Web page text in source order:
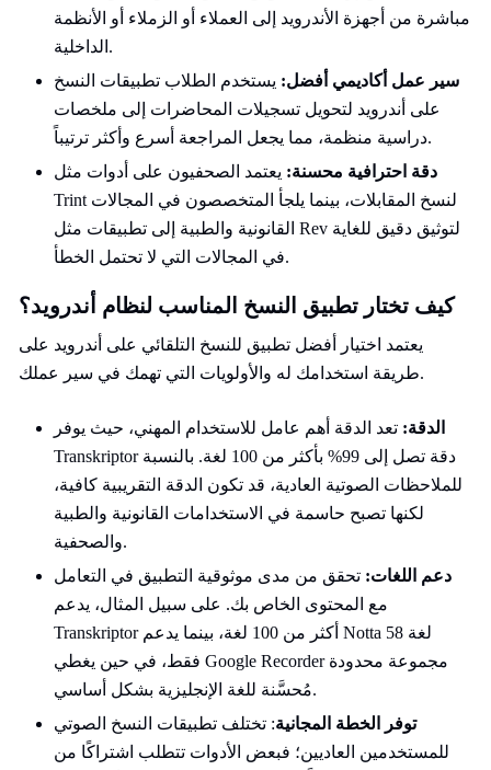
مباشرة من أجهزة الأندرويد إلى العملاء أو الزملاء أو الأنظمة
الداخلية.
سير عمل أكاديمي أفضل: يستخدم الطلاب تطبيقات النسخ
على أندرويد لتحويل تسجيلات المحاضرات إلى ملخصات
دراسية منظمة، مما يجعل المراجعة أسرع وأكثر ترتيباً.
دقة احترافية محسنة: يعتمد الصحفيون على أدوات مثل
Trint لنسخ المقابلات، بينما يلجأ المتخصصون في المجالات
القانونية والطبية إلى تطبيقات مثل Rev لتوثيق دقيق للغاية
في المجالات التي لا تحتمل الخطأ.
كيف تختار تطبيق النسخ المناسب لنظام أندرويد؟
يعتمد اختيار أفضل تطبيق للنسخ التلقائي على أندرويد على
طريقة استخدامك له والأولويات التي تهمك في سير عملك.
الدقة: تعد الدقة أهم عامل للاستخدام المهني، حيث يوفر
Transkriptor دقة تصل إلى 99% بأكثر من 100 لغة. بالنسبة
للملاحظات الصوتية العادية، قد تكون الدقة التقريبية كافية،
لكنها تصبح حاسمة في الاستخدامات القانونية والطبية
والصحفية.
دعم اللغات: تحقق من مدى موثوقية التطبيق في التعامل
مع المحتوى الخاص بك. على سبيل المثال، يدعم
Transkriptor أكثر من 100 لغة، بينما يدعم Notta 58 لغة
فقط، في حين يغطي Google Recorder مجموعة محدودة
مُحسَّنة للغة الإنجليزية بشكل أساسي.
توفر الخطة المجانية: تختلف تطبيقات النسخ الصوتي
للمستخدمين العاديين؛ فبعض الأدوات تتطلب اشتراكًا من